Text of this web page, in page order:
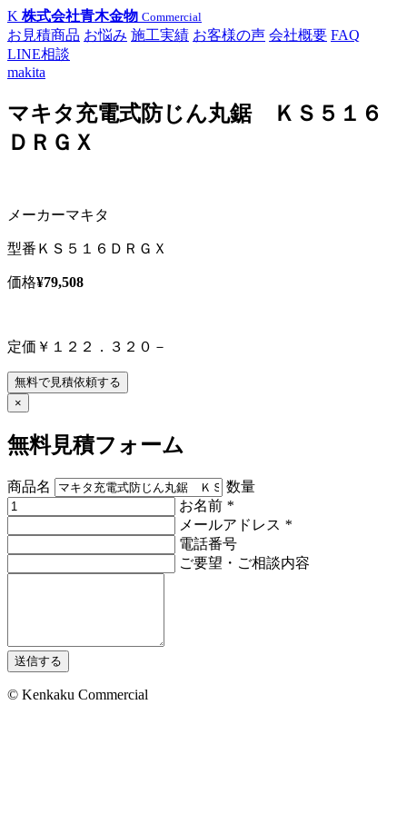
K 株式会社青木金物 Commercial
お見積商品 お悩み 施工実績 お客様の声 会社概要 FAQ
LINE相談
makita
マキタ充電式防じん丸鋸 ＫＳ５１６
ＤＲＧＸ
メーカーマキタ
型番 ＫＳ５１６ＤＲＧＸ
価格¥79,508
定価￥１２２．３２０－
無料で見積依頼する
×
無料見積フォーム
商品名
数量
お名前 *
メールアドレス *
電話番号
ご要望・ご相談内容
送信する
© Kenkaku Commercial